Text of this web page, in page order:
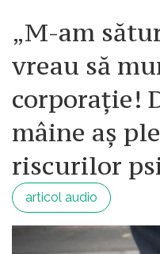
„M-am
vreau să
corporație!
mâine aș
riscurilor
articol audio